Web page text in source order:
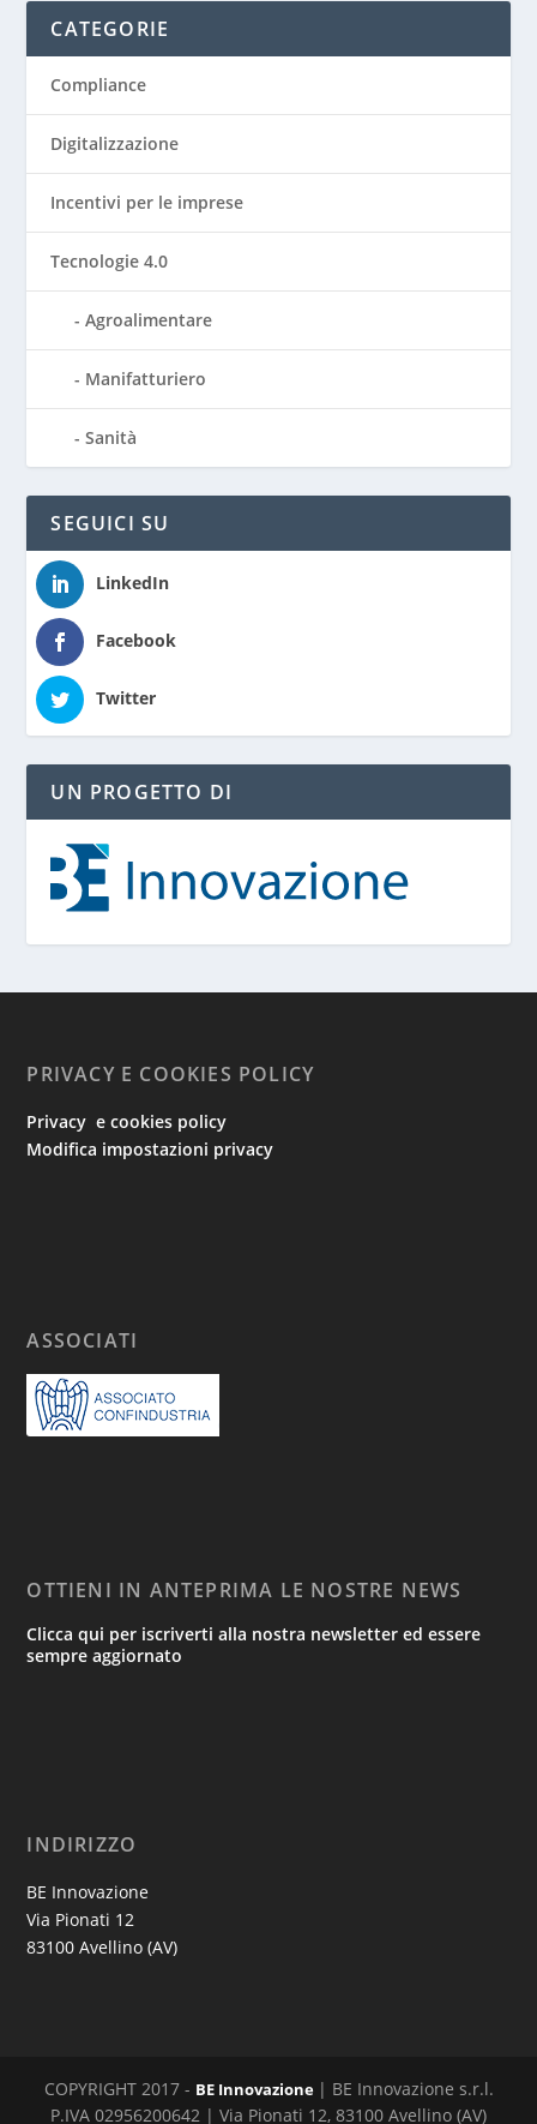
CATEGORIE
Compliance
Digitalizzazione
Incentivi per le imprese
Tecnologie 4.0
Agroalimentare
Manifatturiero
Sanità
SEGUICI SU
LinkedIn
Facebook
Twitter
UN PROGETTO DI
PRIVACY E COOKIES POLICY
Privacy e cookies policy
Modifica impostazioni privacy
ASSOCIATI
OTTIENI IN ANTEPRIMA LE NOSTRE NEWS
Clicca qui per iscriverti alla nostra newsletter ed essere
sempre aggiornato
INDIRIZZO
BE Innovazione
Via Pionati 12
83100 Avellino (AV)
COPYRIGHT 2017 - BE Innovazione | BE Innovazione s.r.l.
P.IVA 02956200642 | Via Pionati 12, 83100 Avellino (AV)